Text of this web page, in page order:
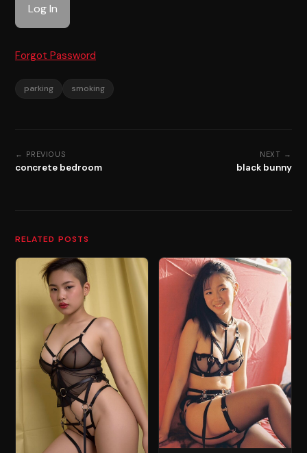
Forgot Password
parking smoking
← PREVIOUS
concrete bedroom
NEXT →
black bunny
RELATED POSTS